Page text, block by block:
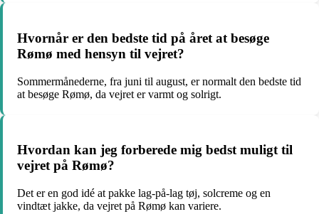
Hvornår er den bedste tid på året at besøge
Rømø med hensyn til vejret?
Sommermånederne, fra juni til august, er normalt den bedste tid
at besøge Rømø, da vejret er varmt og solrigt.
Hvordan kan jeg forberede mig bedst muligt til
vejret på Rømø?
Det er en god idé at pakke lag-på-lag tøj, solcreme og en
vindtæt jakke, da vejret på Rømø kan variere.